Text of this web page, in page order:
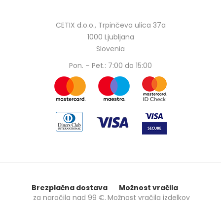
CETIX d.o.o., Trpinčeva ulica 37a
1000 Ljubljana
Slovenia
Pon. – Pet.: 7:00 do 15:00
Brezplačna dostava
za naročila nad 99 €.
Možnost vračila
Možnost vračila izdelkov